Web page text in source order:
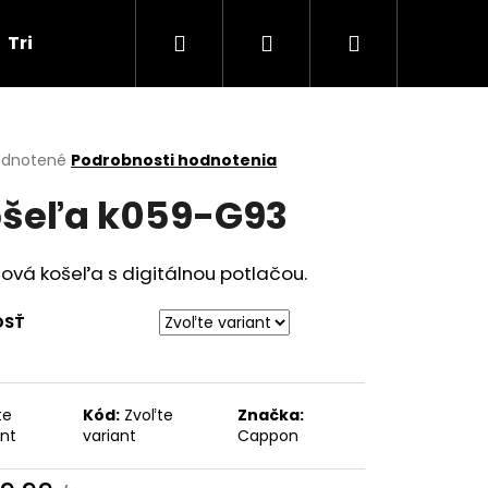
Tričká Darčekové poukážky
Hľadať PrihlásenieNákupný
Podrobnosti hodnotenia
k059-G93
košeľa s digitálnou potlačou.
Kód: Zvoľte
variant
Značka:
Cappon
Nasledujúce